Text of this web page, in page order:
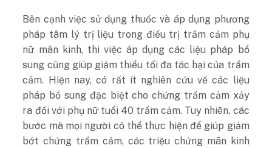
Bên cạnh việc sử dụng thuốc và áp dụng phương
pháp tâm lý trị liệu trong điều trị trầm cảm phụ
nữ mãn kinh, thì việc áp dụng các liệu pháp bổ
sung cũng giúp giảm thiểu tối đa tác hại của trầm
cảm. Hiện nay, có rất ít nghiên cứu về các liệu
pháp bổ sung đặc biệt cho chứng trầm cảm xảy
ra đối với phụ nữ tuổi 40 trầm cảm. Tuy nhiên, các
bước mà mọi người có thể thực hiện để giúp giảm
bớt chứng trầm cảm, các triệu chứng mãn kinh